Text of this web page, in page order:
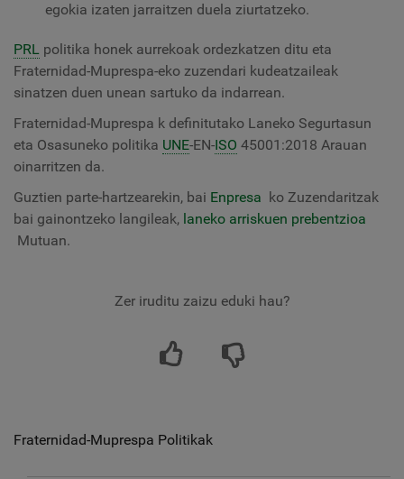
egokia izaten jarraitzen duela ziurtatzeko.
PRL politika honek aurrekoak ordezkatzen ditu eta
Fraternidad-Muprespa-eko zuzendari kudeatzaileak
sinatzen duen unean sartuko da indarrean.
Fraternidad-Muprespa k definitutako Laneko Segurtasun
eta Osasuneko politika UNE-EN-ISO 45001:2018 Arauan
oinarritzen da.
Guztien parte-hartzearekin, bai Enpresa ko Zuzendaritzak
bai gainontzeko langileak, laneko arriskuen prebentzioa
Mutuan.
Zer iruditu zaizu eduki hau?
Fraternidad-Muprespa Politikak